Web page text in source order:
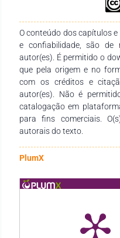
Este instrumento
no planejamento da
base científica.
O conteúdo dos capítulos
e confiabilidade, são de
autor(es). É permitido o
que pela origem e no
com os créditos e
autor(es). Não é
catalogação em
para fins comerciais.
autorais do texto.
PlumX